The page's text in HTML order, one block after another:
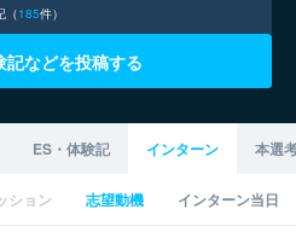
（185件）
記などを投稿する
ES・体験記 インターン 本選
ション 志望動機 インターン当日